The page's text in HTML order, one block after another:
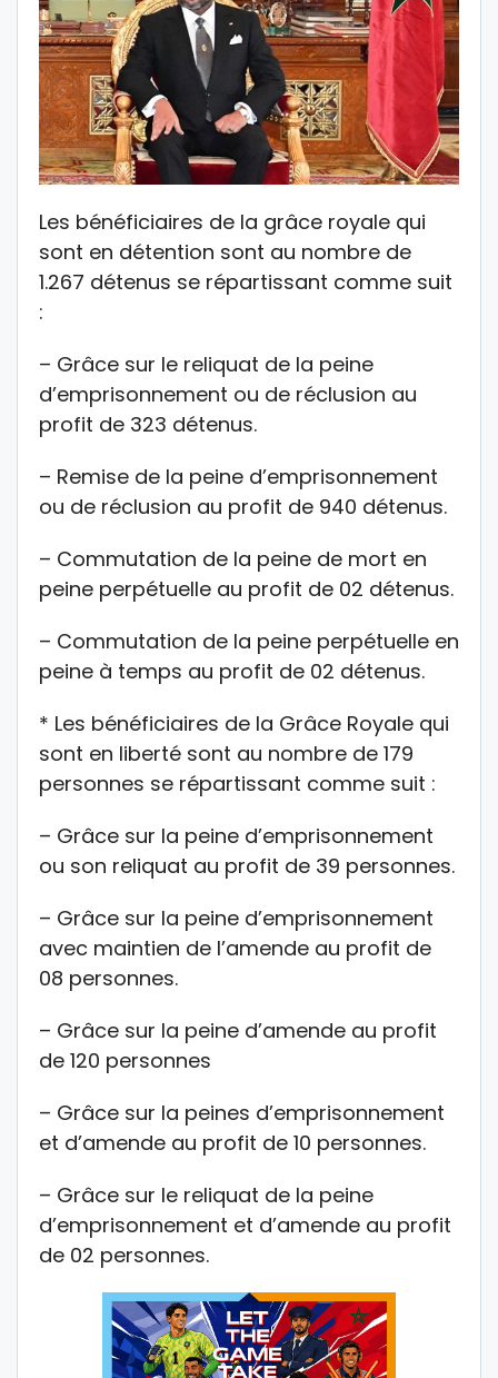
Les bénéficiaires de la grâce royale qui
sont en détention sont au nombre de
1.267 détenus se répartissant comme suit
:
– Grâce sur le reliquat de la peine
d’emprisonnement ou de réclusion au
profit de 323 détenus.
– Remise de la peine d’emprisonnement
ou de réclusion au profit de 940 détenus.
– Commutation de la peine de mort en
peine perpétuelle au profit de 02 détenus.
– Commutation de la peine perpétuelle en
peine à temps au profit de 02 détenus.
* Les bénéficiaires de la Grâce Royale qui
sont en liberté sont au nombre de 179
personnes se répartissant comme suit :
– Grâce sur la peine d’emprisonnement
ou son reliquat au profit de 39 personnes.
– Grâce sur la peine d’emprisonnement
avec maintien de l’amende au profit de
08 personnes.
– Grâce sur la peine d’amende au profit
de 120 personnes
– Grâce sur la peines d’emprisonnement
et d’amende au profit de 10 personnes.
– Grâce sur le reliquat de la peine
d’emprisonnement et d’amende au profit
de 02 personnes.